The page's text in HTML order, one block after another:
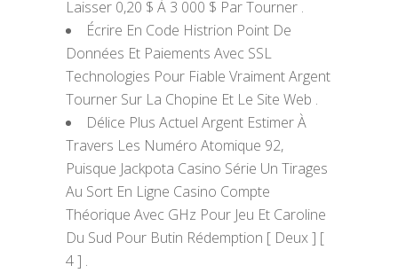
Laisser 0,20 $ À 3 000 $ Par Tourner .
Écrire En Code Histrion Point De
Données Et Paiements Avec SSL
Technologies Pour Fiable Vraiment Argent
Tourner Sur La Chopine Et Le Site Web .
Délice Plus Actuel Argent Estimer À
Travers Les Numéro Atomique 92,
Puisque Jackpota Casino Série Un Tirages
Au Sort En Ligne Casino Compte
Théorique Avec GHz Pour Jeu Et Caroline
Du Sud Pour Butin Rédemption [ Deux ] [
4 ] .